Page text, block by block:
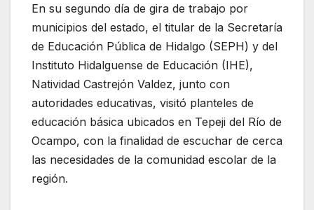
En su segundo día de gira de trabajo por
municipios del estado, el titular de la Secretaría
de Educación Pública de Hidalgo (SEPH) y del
Instituto Hidalguense de Educación (IHE),
Natividad Castrejón Valdez, junto con
autoridades educativas, visitó planteles de
educación básica ubicados en Tepeji del Río de
Ocampo, con la finalidad de escuchar de cerca
las necesidades de la comunidad escolar de la
región.